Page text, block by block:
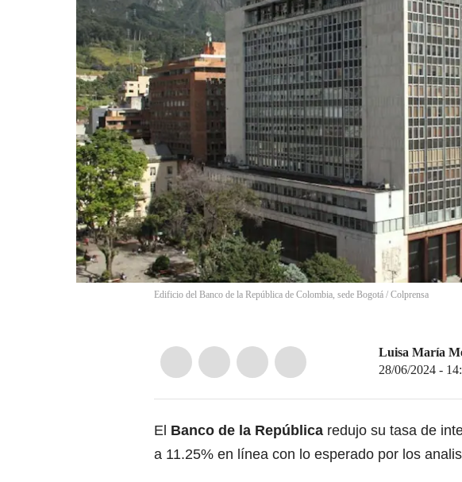
Edificio del Banco de la República de Colombia, sede Bogotá / Colprensa
Luisa María
28/06/2024 -
El Banco de la República redujo su tasa de
a 11.25% en línea con lo esperado por los